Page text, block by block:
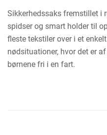
Sikkerhedssaks fremstillet i
spidser og smart holder til
fleste tekstiler over i et
nødsituationer, hvor det er
børnene fri i en fart.